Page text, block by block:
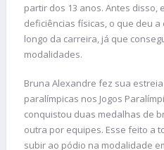
partir dos 13 anos. Antes disso,
deficiências físicas, o que deu
longo da carreira, já que
modalidades.
Bruna Alexandre fez sua
paralímpicas nos Jogos
conquistou duas medalhas de
outra por equipes. Esse feito a
subir ao pódio na modalidade